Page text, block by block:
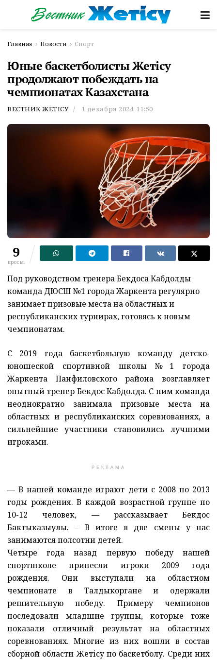
Главная Новости Спорт
Юные баскетболисты Жетісу
продолжают побеждать на
чемпионатах Казахстана
ВЕСТНИК ЖЕТІСУ 1 декабря 2024, 11:50
9
просм.
Под руководством тренера Бекдоса Кабдолды
команда ДЮСШ №1 города Жаркента регулярно
занимает призовые места на областных и
республиканских турнирах, готовясь к новым
чемпионатам.
С 2019 года баскетбольную команду детско-
юношеской спортивной школы №1 города
Жаркента Панфиловского района возглавляет
опытный тренер Бекдос Кабдолда. С ним команда
неоднократно занимала призовые места на
областных и республиканских соревнованиях, а
сильнейшие участники становились лучшими
игроками.
РЕКЛАМА
— В нашей команде играют дети с 2008 по 2013
годы рождения. В каждой возрастной группе по
10-12 человек, — рассказывает Бекдос
Бактыказыулы. – В итоге в две смены у нас
занимаются полсотни детей.
Четыре года назад первую победу нашей
спортшколе принесли игроки 2009 года
рождения. Они выступали на областном
чемпионате в Талдыкоргане и одержали
решительную победу. Примеру чемпионов
последовали младшие группы, которые тоже
показали отличный результат на областных
соревнованиях. Многие из них вошли в состав
сборной области Жетісу по баскетболу. Среди них